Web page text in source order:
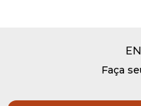
Faça